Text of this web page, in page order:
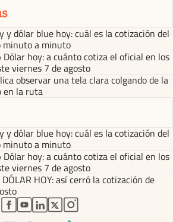
y dólar blue hoy: cuál es la cotización del
minuto a minuto
Dólar hoy: a cuánto cotiza el oficial en los
viernes 7 de agosto
observar una tela clara colgando de la
en la ruta
y dólar blue hoy: cuál es la cotización del
minuto a minuto
Dólar hoy: a cuánto cotiza el oficial en los
viernes 7 de agosto
HOY: así cerró la cotización de
abre en nueva pestaña
abre en nueva pestaña
abre en nueva pestaña
abre en nueva pestaña
abre en nueva pestaña